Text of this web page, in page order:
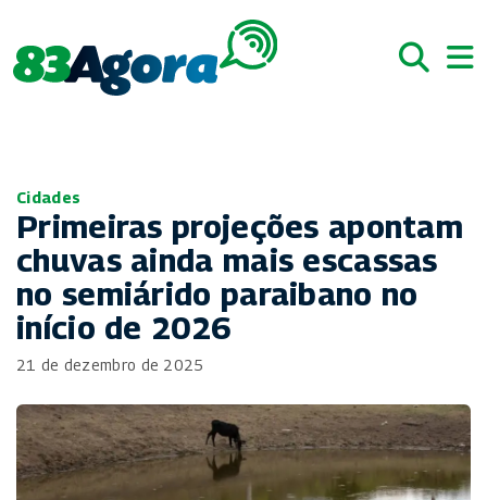
Cidades
Primeiras projeções apontam
chuvas ainda mais escassas
no semiárido paraibano no
início de 2026
21 de dezembro de 2025